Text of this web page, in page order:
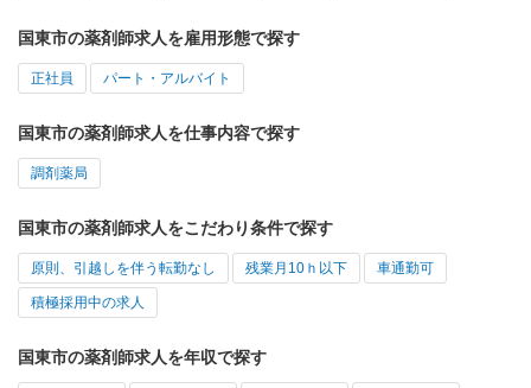
国東市の薬剤師求人を雇用形態で探す
正社員 パート・アルバイト
国東市の薬剤師求人を仕事内容で探す
調剤薬局
国東市の薬剤師求人をこだわり条件で探す
原則、引越しを伴う転勤なし 残業月10ｈ以下 車通勤可
積極採用中の求人
国東市の薬剤師求人を年収で探す